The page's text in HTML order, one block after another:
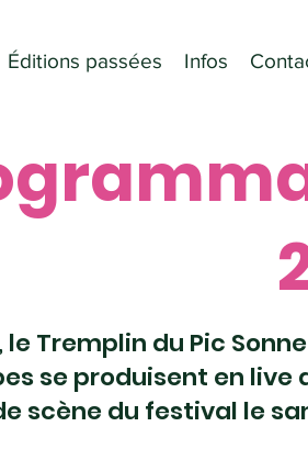
Éditions passées Infos
le Tremplin du Pic
se produisent en
scène du festival le